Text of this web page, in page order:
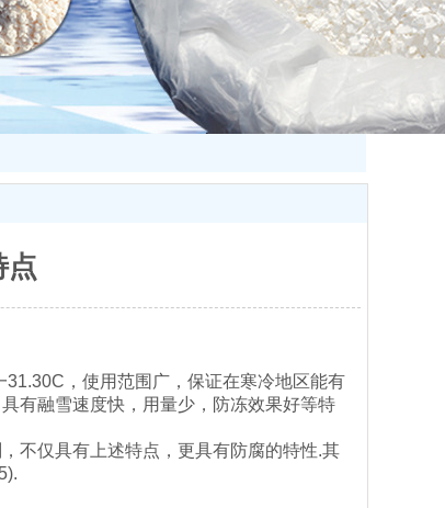
点
，使用范围广，保证在寒冷地区能有
有融雪速度快，用量少，防冻效果好等特
不仅具有上述特点，更具有防腐的特性.其